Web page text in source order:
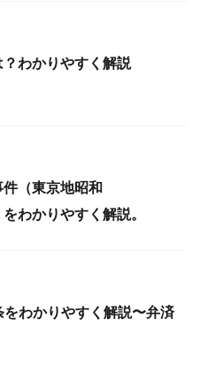
わかりやすく解説
件（東京地昭和
わかりやすく解説。
わかりやすく解説〜弁済